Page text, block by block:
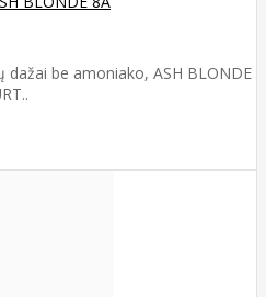
be amoniako, ASH BLONDE